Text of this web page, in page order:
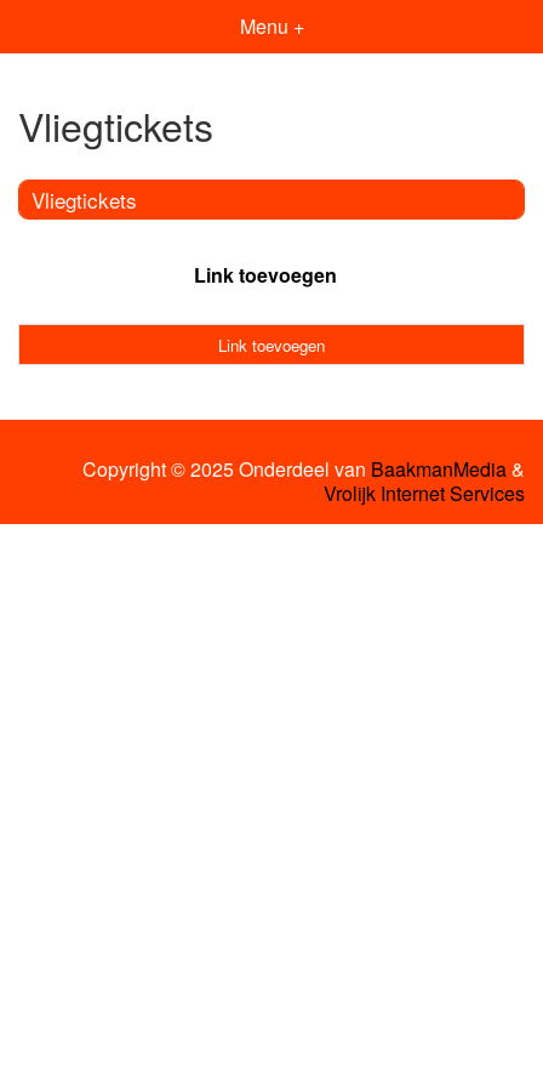
Menu +
Vliegtickets
Vliegtickets
Link toevoegen
Link toevoegen
Copyright © 2025 Onderdeel van BaakmanMedia&
Vrolijk Internet Services